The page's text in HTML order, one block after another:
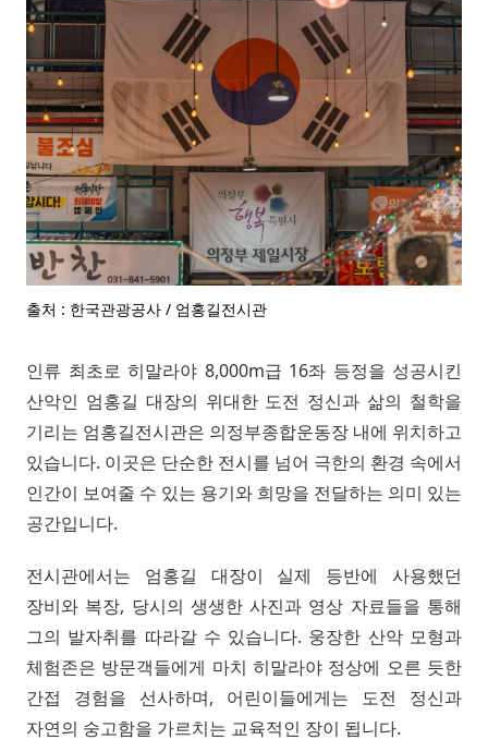
출처 : 한국관광공사 / 엄홍길전시관
인류 최초로 히말라야 8,000m급 16좌 등정을 성공시킨
산악인 엄홍길 대장의 위대한 도전 정신과 삶의 철학을
기리는 엄홍길전시관은 의정부종합운동장 내에 위치하고
있습니다. 이곳은 단순한 전시를 넘어 극한의 환경 속에서
인간이 보여줄 수 있는 용기와 희망을 전달하는 의미 있는
공간입니다.
전시관에서는 엄홍길 대장이 실제 등반에 사용했던
장비와 복장, 당시의 생생한 사진과 영상 자료들을 통해
그의 발자취를 따라갈 수 있습니다. 웅장한 산악 모형과
체험존은 방문객들에게 마치 히말라야 정상에 오른 듯한
간접 경험을 선사하며, 어린이들에게는 도전 정신과
자연의 숭고함을 가르치는 교육적인 장이 됩니다.